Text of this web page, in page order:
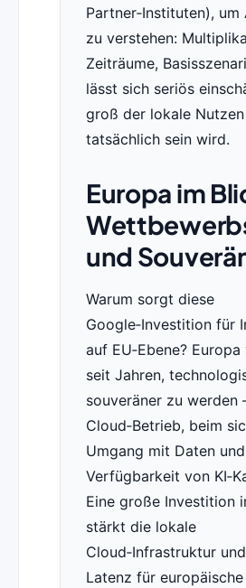
Partner‑Instituten), um
zu verstehen:
Zeiträume,
lässt sich seriös
groß der lokale Nutzen
tatsächlich sein wird.
Europa im
und
Warum sorgt diese
Google‑Investition für
auf EU‑Ebene?
seit Jahren,
souveräner zu
Cloud‑Betrieb, beim
Umgang mit Daten
Verfügbarkeit von
Eine große Investition
stärkt die lokale
Cloud‑Infrastruktur
Latenz für